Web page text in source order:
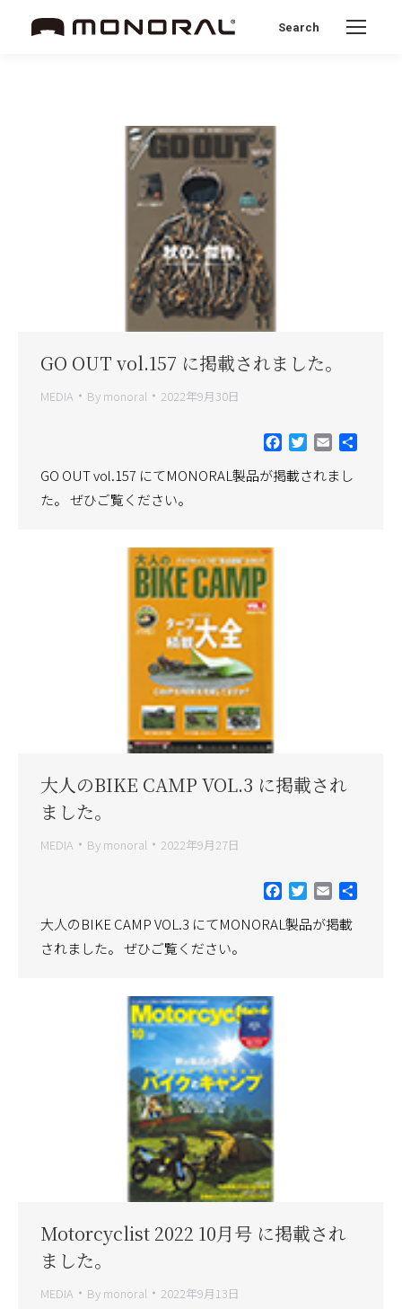
Search:
Search
GO OUT vol.157 に掲載されました。
MEDIA By monoral 2022年9月30日
Facebook
Twitter
Email
GO OUT vol.157 にてMONORAL製品が掲載されまし
た。 ぜひご覧ください。
大人のBIKE CAMP VOL.3 に掲載され
ました。
MEDIA By monoral 2022年9月27日
Facebook
Twitter
Email
大人のBIKE CAMP VOL.3 にてMONORAL製品が掲載
されました。 ぜひご覧ください。
Motorcyclist 2022 10月号 に掲載され
ました。
MEDIA By monoral 2022年9月13日